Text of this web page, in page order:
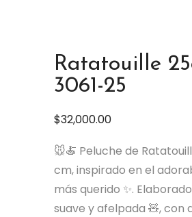
Ratatouille
3061-25
$32,000.00
🐭🍝 Peluche de
cm, inspirado en el
más querido ✨.
suave y afelpada 🧸, con